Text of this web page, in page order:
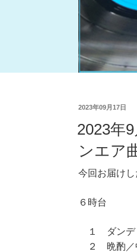
2023年09月17日
2023年
ンエア
今回お届けし
６時台
１ ダンデ
２ 晩酌／